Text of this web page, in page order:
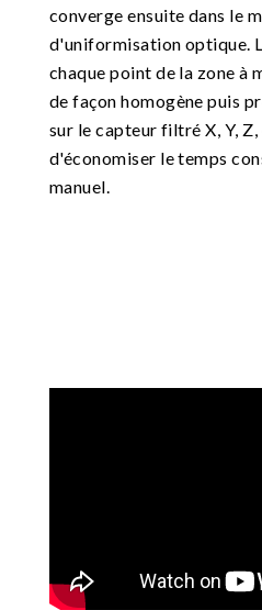
converge ensuite dans le
d'uniformisation optique.
chaque point de la zone à
de façon homogène puis
sur le capteur filtré X, Y,
d'économiser le temps
manuel.